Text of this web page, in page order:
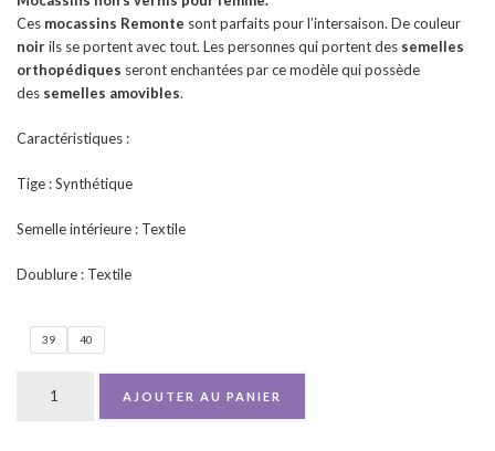
Ces mocassins Remonte sont parfaits pour l’intersaison. De couleur
noirils se portent avec tout. Les personnes qui portent des semelles
orthopédiques seront enchantées par ce modèle qui possède
des semelles amovibles.
Caractéristiques :
Tige : Synthétique
Semelle intérieure : Textile
Doublure : Textile
39 40
AJOUTER AU PANIER